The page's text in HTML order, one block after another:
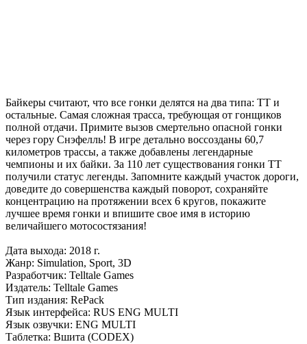
Байкеры считают, что все гонки делятся на два типа: TT и
остальные. Самая сложная трасса, требующая от гонщиков
полной отдачи. Примите вызов смертельно опасной гонки
через гору Снэфелль! В игре детально воссозданы 60,7
километров трассы, а также добавлены легендарные
чемпионы и их байки. За 110 лет существования гонки TT
получили статус легенды. Запомните каждый участок дороги,
доведите до совершенства каждый поворот, сохраняйте
концентрацию на протяжении всех 6 кругов, покажите
лучшее время гонки и впишите свое имя в историю
величайшего мотосостязания!
Дата выхода: 2018 г.
Жанр: Simulation, Sport, 3D
Разработчик: Telltale Games
Издатель: Telltale Games
Тип издания: RePack
Язык интерфейса: RUS ENG MULTI
Язык озвучки: ENG MULTI
Таблетка: Вшита (CODEX)